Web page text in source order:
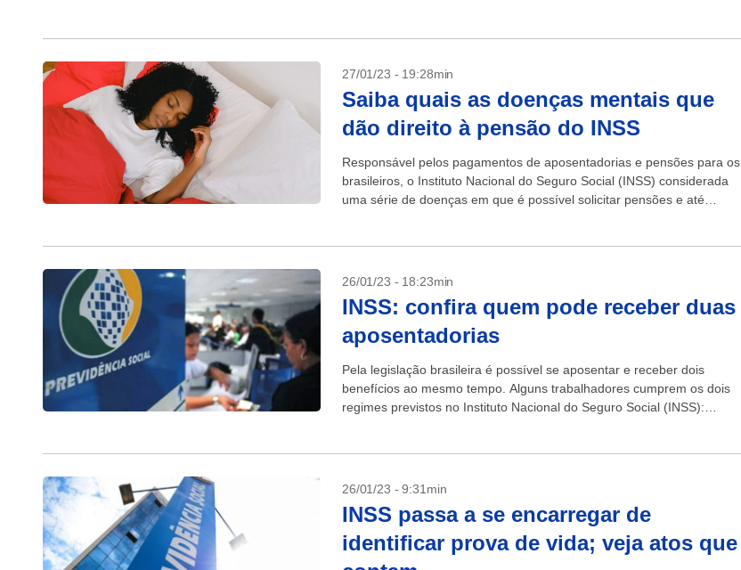
27/01/23 - 19:28min
Saiba quais as doenças mentais que
dão direito à pensão do INSS
Responsável pelos pagamentos de aposentadorias e pensões para os
brasileiros, o Instituto Nacional do Seguro Social (INSS) considerada
uma série de doenças em que é possível solicitar pensões e até
26/01/23 - 18:23min
INSS: confira quem pode receber duas
aposentadorias
Pela legislação brasileira é possível se aposentar e receber dois
benefícios ao mesmo tempo. Alguns trabalhadores cumprem os dois
regimes previstos no Instituto Nacional do Seguro Social (INSS):
26/01/23 - 9:31min
INSS passa a se encarregar de
identificar prova de vida; veja atos que